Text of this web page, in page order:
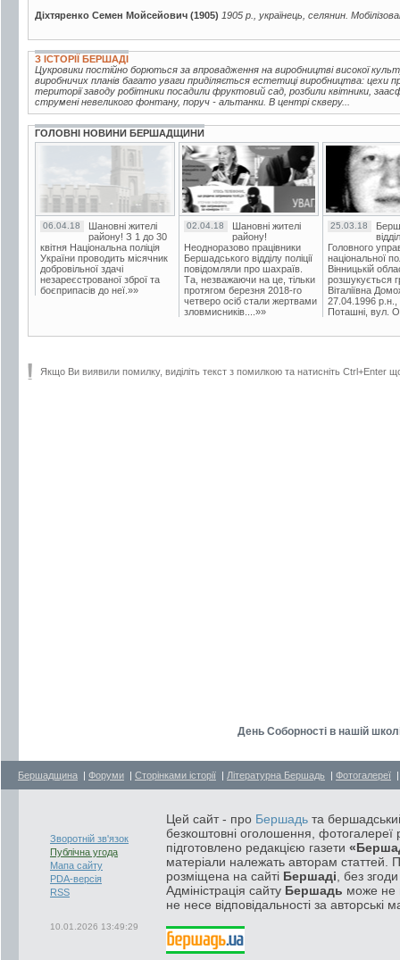
Діхтяренко Семен Мойсейович (1905) 1905 р., українець, селянин.
З ІСТОРІЇ БЕРШАДІ
Цукровики постійно борються за впровадження на виробництві високої
виробничих планів багато уваги приділяється естетиці виробництва: цехи
території заводу робітники посадили фруктовий сад, розбили квітники,
струмені невеликого фонтану, поруч - альтанки. В центрі скверу...
ГОЛОВНІ НОВИНИ БЕРШАДЩИНИ
06.04.18
Шановні жителі
району! З 1 до 30
квітня Національна поліція
України проводить місячник
добровільної здачі
незареєстрованої зброї та
боєприпасів до неї.»»
02.04.18
Шановні жителі
району!
Неодноразово працівники
Бершадського відділу поліції
повідомляли про шахраїв.
Та, незважаючи на це, тільки
протягом березня 2018-го
четверо осіб стали жертвами
зловмисників....»»
25.03.18
Головного
національної
Вінницькій
розшукується
Віталіївна
27.04.1996 р.н.,
Поташні, вул.
Якщо Ви виявили помилку, виділіть текст з помилкою та натисніть Ctrl+Enter
День Cоборності в нашій
Бершадщина | Форуми | Сторінками історії | Літературна Бершадь | Фотогалереї
Зворотній зв'язок
Публічна угода
Мапа сайту
PDA-версія
RSS
10.01.2026 13:49:29
Цей сайт - про Бершадь та
безкоштовні оголошення, фотогалереї
підготовлено редакцією газети
матеріали належать авторам статтей.
розміщена на сайті Бершаді , без
Адміністрація сайту Бершадь може не
не несе відповідальності за авторські